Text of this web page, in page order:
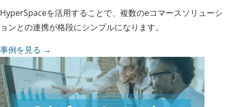
HyperSpaceを活用することで、複数のeコマースソリューシ
ョンとの連携が格段にシンプルになります。
事例を見る →